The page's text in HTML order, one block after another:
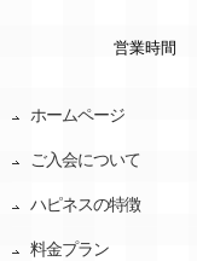
営業時間
ホームページ
ご入会について
ハピネスの特徴
料金プラン